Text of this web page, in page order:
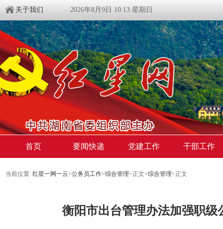
关于我们 2026年8月9日 10:13 星期日
首页 要闻快递 党建工作 干部工作
当前位置: 红星一网一云>公务员工作>综合管理>正文>综合管理>正文
衡阳市出台管理办法加强职级